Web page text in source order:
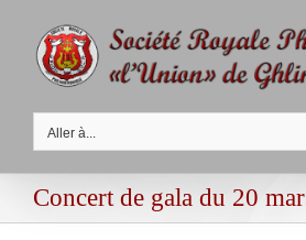
contenu
Aller à...
Concert de gala du 20